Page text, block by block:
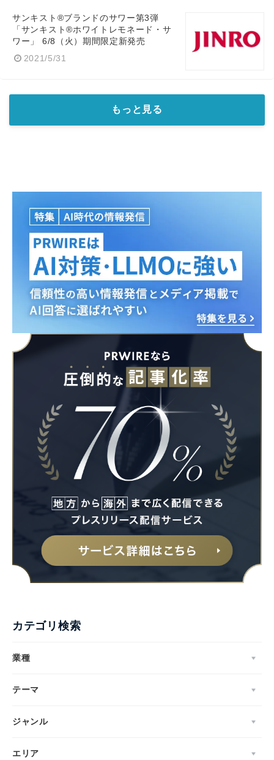
サンキスト®ブランドのサワー第3弾
「サンキスト®ホワイトレモネード・サ
ワー」 6/8（火）期間限定新発売
2021/5/31
もっと見る
カテゴリ検索
業種
テーマ
ジャンル
エリア